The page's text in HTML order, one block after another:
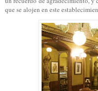
que se alojen en este